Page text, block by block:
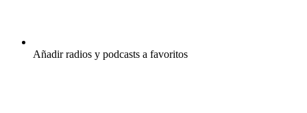
Añadir radios y podcasts a favoritos